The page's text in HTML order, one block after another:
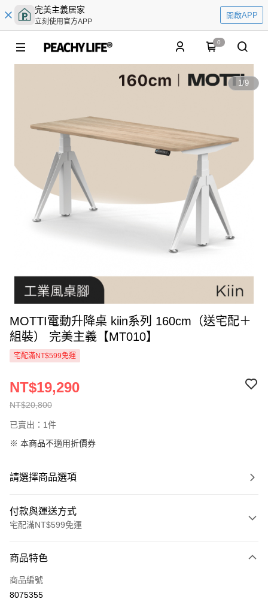
完美主義居家
立刻使用官方APP
開啟APP
0
1/9
MOTTI電動升降桌 kiin系列 160cm（送宅配＋
組裝） 完美主義【MT010】
宅配滿NT$599免運
NT$20,800
NT$19,290
已賣出：1件
※ 本商品不適用折價券
請選擇商品選項
付款與運送方式
宅配滿NT$599免運
信用卡一次付款
信用卡分期付款
商品特色
商品編號
8075355